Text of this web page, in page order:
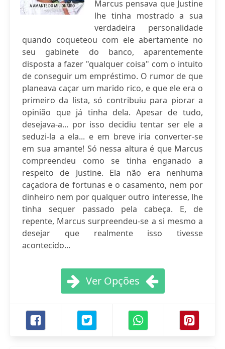
Marcus pensava que Justine
lhe tinha mostrado a sua
verdadeira personalidade
quando coqueteou com ele abertamente no
seu gabinete do banco, aparentemente
disposta a fazer "qualquer coisa" com o intuito
de conseguir um empréstimo. O rumor de que
planeava caçar um marido rico, e que ele era o
primeiro da lista, só contribuiu para piorar a
opinião que já tinha dela. Apesar de tudo,
desejava-a... por isso decidiu tentar ser ele a
seduzi-la a ela... e em breve iria converter-se
em sua amante! Só nessa altura é que Marcus
compreendeu como se tinha enganado a
respeito de Justine. Ela não era nenhuma
caçadora de fortunas e o casamento, nem por
dinheiro nem por qualquer outro interesse, lhe
tinha sequer passado pela cabeça. E, de
repente, Marcus surpreendeu-se a si mesmo a
desejar que realmente isso tivesse
acontecido...
Ver Opções